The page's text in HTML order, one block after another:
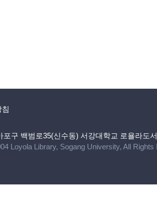
포구 백범로35(신수동) 서강대학교 로욜라도
Loyola Library, Sogang University, All